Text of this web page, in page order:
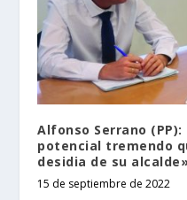
Alfonso Serrano
potencial tremendo
desidia de su
15 de septiembre de 2022